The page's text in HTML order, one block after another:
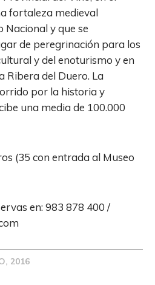
fortaleza medieval
y que se
de peregrinación para los
y del enoturismo y en
Ribera del Duero. La
por la historia y
una media de 100.000
(35 con entrada al Museo
en: 983 878 400 /
2016